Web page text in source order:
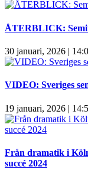
ÅTERBLICK:
30 januari, 2026 |
VIDEO: Sveriges
19 januari, 2026 |
Från dramatik i
succé 2024